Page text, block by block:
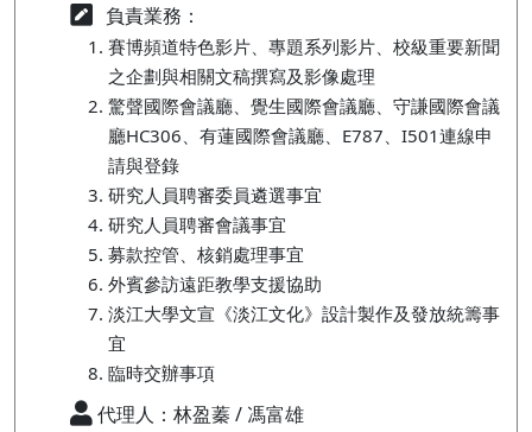
負責業務：
賽博頻道特色影片、專題系列影片、校級重要新聞
之企劃與相關文稿撰寫及影像處理
驚聲國際會議廳、覺生國際會議廳、守謙國際會議
廳HC306、有蓮國際會議廳、E787、I501連線申
請與登錄
研究人員聘審委員遴選事宜
研究人員聘審會議事宜
募款控管、核銷處理事宜
外賓參訪遠距教學支援協助
淡江大學文宣《淡江文化》設計製作及發放統籌事
宜
臨時交辦事項
代理人：林盈蓁 / 馮富雄